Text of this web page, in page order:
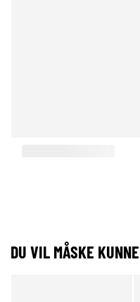
DU VIL MÅSKE